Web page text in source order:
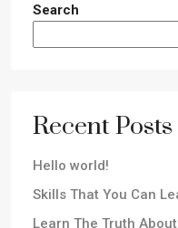
Search
Recent Posts
Hello world!
Skills That You Can
Learn The Truth